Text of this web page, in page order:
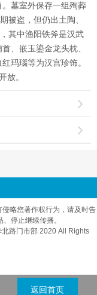
墓室外保存一组殉葬
被盗，但仍出土陶、
其中渔阳铁斧是汉武
、嵌玉鎏金龙头枕、
玛瑙等为汉宫珍饰。
放。


略您著作权行为，请及时告
停止继续传播。
路门市部 2020 All Rights
返回首页